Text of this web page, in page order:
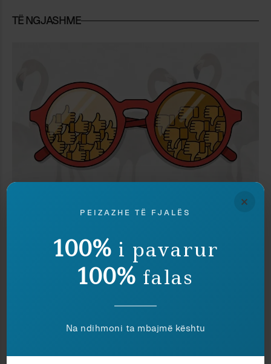
TË NGJASHME
Ajkuna Dakli
PO UNË QË NUK VOTOJ PËR TY?
×
PEIZAZHE TË FJALËS
100% i pavarur
100% falas
Na ndihmoni ta mbajmë kështu